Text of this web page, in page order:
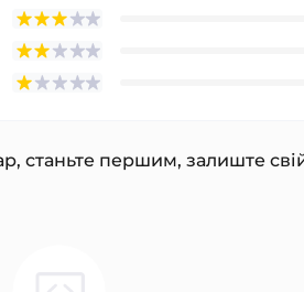
станьте першим, залиште